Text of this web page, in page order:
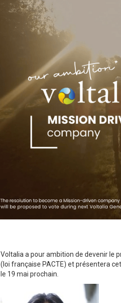
Voltalia a pour ambition de devenir le
(loi française PACTE) et présentera
le 19 mai prochain.